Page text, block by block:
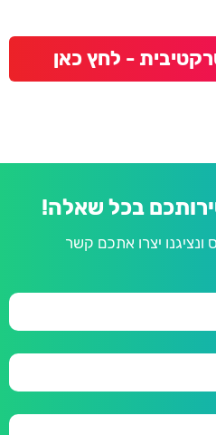
- לחץ כאן
בכל שאלה!
יצרו אתכם קשר